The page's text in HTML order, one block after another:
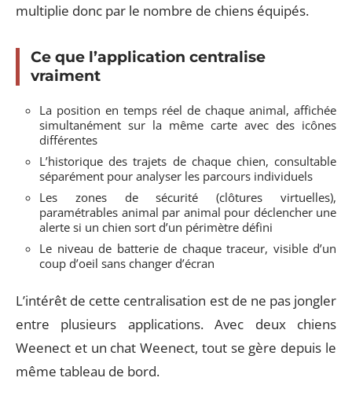
multiplie donc par le nombre de chiens équipés.
Ce que l’application centralise
vraiment
La position en temps réel de chaque animal, affichée
simultanément sur la même carte avec des icônes
différentes
L’historique des trajets de chaque chien, consultable
séparément pour analyser les parcours individuels
Les zones de sécurité (clôtures virtuelles),
paramétrables animal par animal pour déclencher une
alerte si un chien sort d’un périmètre défini
Le niveau de batterie de chaque traceur, visible d’un
coup d’oeil sans changer d’écran
L’intérêt de cette centralisation est de ne pas jongler
entre plusieurs applications. Avec deux chiens
Weenect et un chat Weenect, tout se gère depuis le
même tableau de bord.